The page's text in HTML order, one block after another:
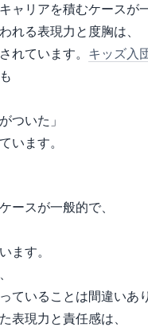
ャリアを積むケースが
れる表現力と度胸は、
れています。 キッズ入
ついた」
います。
ースが一般的で、
ます。
ていることは間違いあ
表現力と責任感は、